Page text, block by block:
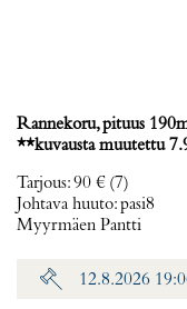
Rannekoru, pituus
**kuvausta muutettu
Tarjous:90 € (7)
Johtava huuto:pasi8
Myyrmäen Pantti
12.8.2026